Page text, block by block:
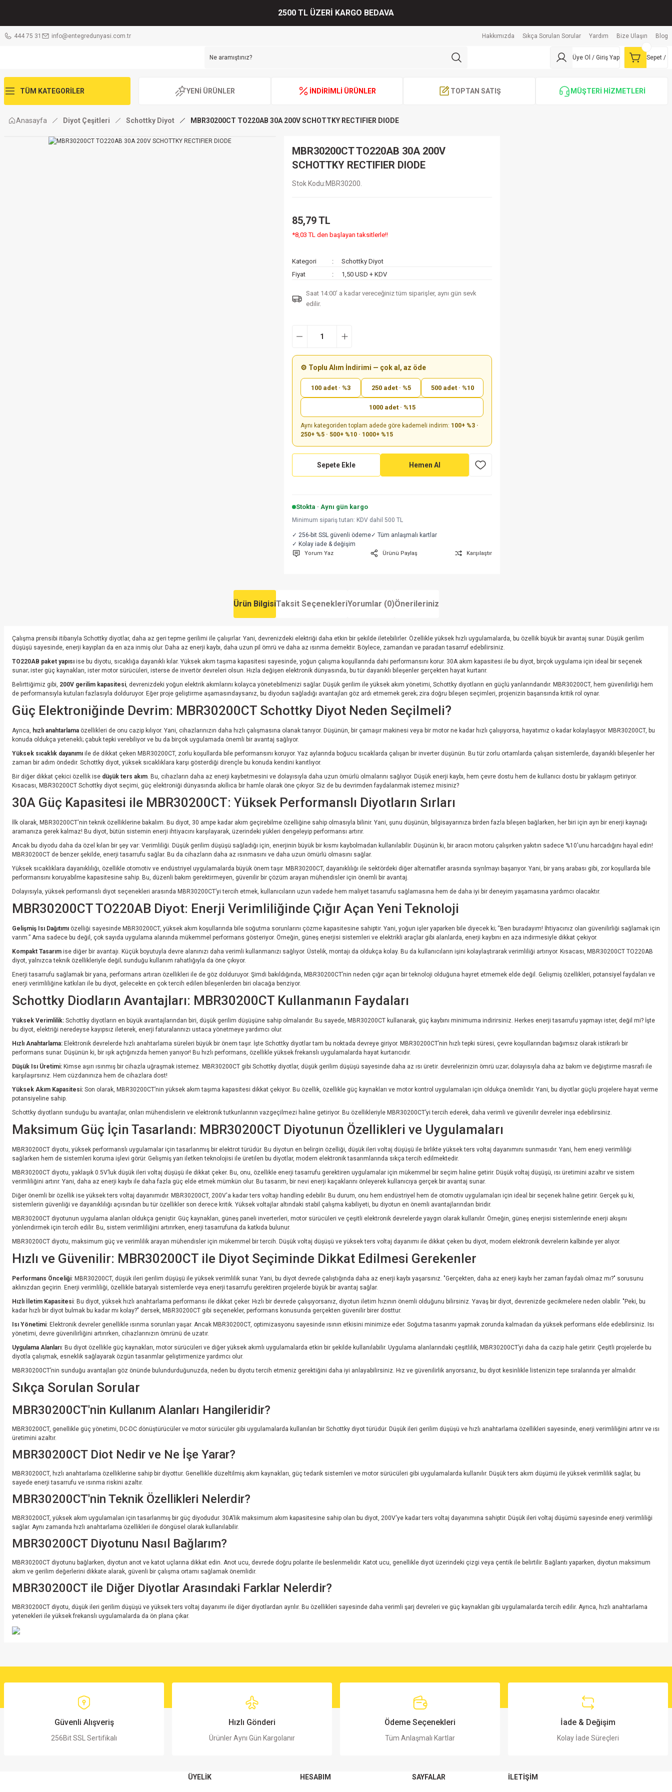
2500 TL ÜZERİ KARGO BEDAVA
444 75 31 info@entegredunyasi.com.tr Hakkımızda Sıkça Sorulan Sorular Yardım Bize Ulaşın Blog
Üye Ol / Giriş Yap Sepet /
TÜM KATEGORİLER YENİ ÜRÜNLER İNDİRİMLİ ÜRÜNLER TOPTAN SATIŞ MÜŞTERİ HİZMETLERİ
Anasayfa Diyot Çeşitleri Schottky Diyot MBR30200CT TO220AB 30A 200V SCHOTTKY RECTIFIER DIODE
MBR30200CT TO220AB 30A 200V
SCHOTTKY RECTIFIER DIODE
Stok Kodu MBR30200.
85,79 TL
*8,03 TL den başlayan taksitlerle!!
Kategori
Schottky Diyot
Fiyat
1,50 USD + KDV
Saat 14:00’ a kadar vereceğiniz tüm siparişler, aynı gün sevk
edilir.
⚙️ Toplu Alım İndirimi — çok al, az öde
100 adet · %3 250 adet · %5 500 adet · %10
1000 adet · %15
Aynı kategoriden toplam adede göre kademeli indirim: 100+ %3 ·
250+ %5 · 500+ %10 · 1000+ %15
Sepete Ekle Hemen Al
Stokta · Aynı gün kargo
Minimum sipariş tutarı: KDV dahil 500 TL
✓ 256-bit SSL güvenli ödeme✓ Tüm anlaşmalı kartlar
✓ Kolay iade & değişim
Yorum Yaz Ürünü Paylaş Karşılaştır
Ürün BilgisiTaksit SeçenekleriYorumlar (0)Önerileriniz
Çalışma prensibi itibarıyla Schottky diyotlar, daha az geri tepme gerilimi ile çalışırlar. Yani, devrenizdeki elektriği daha etkin bir şekilde iletebilirler. Özellikle yüksek hızlı uygulamalarda, bu özellik büyük bir avantaj sunar. Düşük gerilim
düşüşü sayesinde, enerji kayıpları da en aza inmiş olur. Daha az enerji kaybı, daha uzun pil ömrü ve daha az ısınma demektir. Böylece, zamandan ve paradan tasarruf edebilirsiniz.
TO220AB paket yapısı ise bu diyotu, sıcaklığa dayanıklı kılar. Yüksek akım taşıma kapasitesi sayesinde, yoğun çalışma koşullarında dahi performansını korur. 30A akım kapasitesi ile bu diyot, birçok uygulama için ideal bir seçenek
sunar; ister güç kaynakları, ister motor sürücüleri, isterse de invertör devreleri olsun. Hızla değişen elektronik dünyasında, bu tür dayanıklı bileşenler gerçekten hayat kurtarır.
Belirttiğimiz gibi, 200V gerilim kapasitesi, devrenizdeki yoğun elektrik akımlarını kolayca yönetebilmenizi sağlar. Düşük gerilim ile yüksek akım yönetimi, Schottky diyotların en güçlü yanlarındandır. MBR30200CT, hem güvenilirliği hem
de performansıyla kutuları fazlasıyla dolduruyor. Eğer proje geliştirme aşamasındaysanız, bu diyodun sağladığı avantajları göz ardı etmemek gerek; zira doğru bileşen seçimleri, projenizin başarısında kritik rol oynar.
Güç Elektroniğinde Devrim: MBR30200CT Schottky Diyot Neden Seçilmeli?
Ayrıca, hızlı anahtarlama özellikleri de onu cazip kılıyor. Yani, cihazlarınızın daha hızlı çalışmasına olanak tanıyor. Düşünün, bir çamaşır makinesi veya bir motor ne kadar hızlı çalışıyorsa, hayatımız o kadar kolaylaşıyor. MBR30200CT, bu
konuda oldukça yetenekli; çabuk tepki verebiliyor ve bu da birçok uygulamada önemli bir avantaj sağlıyor.
Yüksek sıcaklık dayanımı ile de dikkat çeken MBR30200CT, zorlu koşullarda bile performansını koruyor. Yaz aylarında boğucu sıcaklarda çalışan bir inverter düşünün. Bu tür zorlu ortamlarda çalışan sistemlerde, dayanıklı bileşenler her
zaman bir adım öndedir. Schottky diyot, yüksek sıcaklıklara karşı gösterdiği dirençle bu konuda kendini kanıtlıyor.
Bir diğer dikkat çekici özellik ise düşük ters akım. Bu, cihazların daha az enerji kaybetmesini ve dolayısıyla daha uzun ömürlü olmalarını sağlıyor. Düşük enerji kaybı, hem çevre dostu hem de kullanıcı dostu bir yaklaşım getiriyor.
Kısacası, MBR30200CT Schottky diyot seçimi, güç elektroniği dünyasında akıllıca bir hamle olarak öne çıkıyor. Siz de bu devrimden faydalanmak istemez misiniz?
30A Güç Kapasitesi ile MBR30200CT: Yüksek Performanslı Diyotların Sırları
İlk olarak, MBR30200CT'nin teknik özelliklerine bakalım. Bu diyot, 30 ampe kadar akım geçirebilme özelliğine sahip olmasıyla bilinir. Yani, şunu düşünün, bilgisayarınıza birden fazla bileşen bağlarken, her biri için ayrı bir enerji kaynağı
aramanıza gerek kalmaz! Bu diyot, bütün sistemin enerji ihtiyacını karşılayarak, üzerindeki yükleri dengeleyip performansı artırır.
Ancak bu diyodu daha da özel kılan bir şey var: Verimliliği. Düşük gerilim düşüşü sağladığı için, enerjinin büyük bir kısmı kaybolmadan kullanılabilir. Düşünün ki, bir aracın motoru çalışırken yakıtın sadece %10'unu harcadığını hayal edin!
MBR30200CT de benzer şekilde, enerji tasarrufu sağlar. Bu da cihazların daha az ısınmasını ve daha uzun ömürlü olmasını sağlar.
Yüksek sıcaklıklara dayanıklılığı, özellikle otomotiv ve endüstriyel uygulamalarda büyük önem taşır. MBR30200CT, dayanıklılığı ile sektördeki diğer alternatifler arasında sıyrılmayı başarıyor. Yani, bir yarış arabası gibi, zor koşullarda bile
performansını koruyabilme kapasitesine sahip. Bu, düzenli bakım gerektirmeyen, güvenilir bir çözüm arayan mühendisler için önemli bir avantaj.
Dolayısıyla, yüksek performanslı diyot seçenekleri arasında MBR30200CT’yi tercih etmek, kullanıcıların uzun vadede hem maliyet tasarrufu sağlamasına hem de daha iyi bir deneyim yaşamasına yardımcı olacaktır.
MBR30200CT TO220AB Diyot: Enerji Verimliliğinde Çığır Açan Yeni Teknoloji
Gelişmiş Isı Dağıtımı özelliği sayesinde MBR30200CT, yüksek akım koşullarında bile soğutma sorunlarını çözme kapasitesine sahiptir. Yani, yoğun işler yaparken bile diyecek ki; “Ben buradayım! İhtiyacınız olan güvenilirliği sağlamak için
varım.” Ama sadece bu değil, çok sayıda uygulama alanında mükemmel performans gösteriyor. Örneğin, güneş enerjisi sistemleri ve elektrikli araçlar gibi alanlarda, enerji kaybını en aza indirmesiyle dikkat çekiyor.
Kompakt Tasarım ise diğer bir avantajı. Küçük boyutuyla devre alanınızı daha verimli kullanmanızı sağlıyor. Üstelik, montajı da oldukça kolay. Bu da kullanıcıların işini kolaylaştırarak verimliliği artırıyor. Kısacası, MBR30200CT TO220AB
diyot, yalnızca teknik özellikleriyle değil; sunduğu kullanım rahatlığıyla da öne çıkıyor.
Enerji tasarrufu sağlamak bir yana, performans artıran özellikleri ile de göz dolduruyor. Şimdi bakıldığında, MBR30200CT’nin neden çığır açan bir teknoloji olduğuna hayret etmemek elde değil. Gelişmiş özellikleri, potansiyel faydaları ve
enerji verimliliğine katkıları ile bu diyot, gelecekte en çok tercih edilen bileşenlerden biri olacağa benziyor.
Schottky Diodların Avantajları: MBR30200CT Kullanmanın Faydaları
Yüksek Verimlilik: Schottky diyotların en büyük avantajlarından biri, düşük gerilim düşüşüne sahip olmalarıdır. Bu sayede, MBR30200CT kullanarak, güç kaybını minimuma indirirsiniz. Herkes enerji tasarrufu yapmayı ister, değil mi? İşte
bu diyot, elektriği neredeyse kayıpsız ileterek, enerji faturalarınızı ustaca yönetmeye yardımcı olur.
Hızlı Anahtarlama: Elektronik devrelerde hızlı anahtarlama süreleri büyük bir önem taşır. İşte Schottky diyotlar tam bu noktada devreye giriyor. MBR30200CT’nin hızlı tepki süresi, çevre koşullarından bağımsız olarak istikrarlı bir
performans sunar. Düşünün ki, bir ışık açtığınızda hemen yanıyor! Bu hızlı performans, özellikle yüksek frekanslı uygulamalarda hayat kurtarıcıdır.
Düşük Isı Üretimi: Kimse aşırı ısınmış bir cihazla uğraşmak istemez. MBR30200CT gibi Schottky diyotlar, düşük gerilim düşüşü sayesinde daha az ısı üretir. devrelerinizin ömrü uzar; dolayısıyla daha az bakım ve değiştirme masrafı ile
karşılaşırsınız. Hem cüzdanınıza hem de cihazlara dost!
Yüksek Akım Kapasitesi: Son olarak, MBR30200CT’nin yüksek akım taşıma kapasitesi dikkat çekiyor. Bu özellik, özellikle güç kaynakları ve motor kontrol uygulamaları için oldukça önemlidir. Yani, bu diyotlar güçlü projelere hayat verme
potansiyeline sahip.
Schottky diyotların sunduğu bu avantajlar, onları mühendislerin ve elektronik tutkunlarının vazgeçilmezi haline getiriyor. Bu özellikleriyle MBR30200CT’yi tercih ederek, daha verimli ve güvenilir devreler inşa edebilirsiniz.
Maksimum Güç İçin Tasarlandı: MBR30200CT Diyotunun Özellikleri ve Uygulamaları
MBR30200CT diyotu, yüksek performanslı uygulamalar için tasarlanmış bir elektrot türüdür. Bu diyotun en belirgin özelliği, düşük ileri voltaj düşüşü ile birlikte yüksek ters voltaj dayanımını sunmasıdır. Yani, hem enerji verimliliği
sağlarken hem de sistemleri koruma işlevi görür. Gelişmiş yarı iletken teknolojisi ile üretilen bu diyotlar, modern elektronik tasarımlarında sıkça tercih edilmektedir.
MBR30200CT diyotu, yaklaşık 0.5V’luk düşük ileri voltaj düşüşü ile dikkat çeker. Bu, onu, özellikle enerji tasarrufu gerektiren uygulamalar için mükemmel bir seçim haline getirir. Düşük voltaj düşüşü, ısı üretimini azaltır ve sistem
verimliliğini artırır. Yani, daha az enerji kaybı ile daha fazla güç elde etmek mümkün olur. Bu tasarım, bir nevi enerji kaçaklarını önleyerek kullanıcıya gerçek bir avantaj sunar.
Diğer önemli bir özellik ise yüksek ters voltaj dayanımıdır. MBR30200CT, 200V'a kadar ters voltajı handling edebilir. Bu durum, onu hem endüstriyel hem de otomotiv uygulamaları için ideal bir seçenek haline getirir. Gerçek şu ki,
sistemlerin güvenliği ve dayanıklılığı açısından bu tür özellikler son derece kritik. Yüksek voltajlar altındaki stabil çalışma kabiliyeti, bu diyotun en önemli avantajlarından biridir.
MBR30200CT diyotunun uygulama alanları oldukça geniştir. Güç kaynakları, güneş paneli inverterleri, motor sürücüleri ve çeşitli elektronik devrelerde yaygın olarak kullanılır. Örneğin, güneş enerjisi sistemlerinde enerji akışını
yönlendirmek için tercih edilir. Bu, sistem verimliliğini artırırken, enerji tasarrufuna da katkıda bulunur.
MBR30200CT diyotu, maksimum güç ve verimlilik arayan mühendisler için mükemmel bir tercih. Düşük voltaj düşüşü ve yüksek ters voltaj dayanımı ile dikkat çeken bu diyot, modern elektronik devrelerin kalbinde yer alıyor.
Hızlı ve Güvenilir: MBR30200CT ile Diyot Seçiminde Dikkat Edilmesi Gerekenler
Performans Önceliği: MBR30200CT, düşük ileri gerilim düşüşü ile yüksek verimlilik sunar. Yani, bu diyot devrede çalıştığında daha az enerji kaybı yaşarsınız. "Gerçekten, daha az enerji kaybı her zaman faydalı olmaz mı?" sorusunu
aklınızdan geçirin. Enerji verimliliği, özellikle bataryalı sistemlerde veya enerji tasarrufu gerektiren projelerde büyük bir avantaj sağlar.
Hızlı İletim Kapasitesi: Bu diyot, yüksek hızlı anahtarlama performansı ile dikkat çeker. Hızlı bir devrede çalışıyorsanız, diyotun iletim hızının önemli olduğunu bilirsiniz. Yavaş bir diyot, devrenizde gecikmelere neden olabilir. "Peki, bu
kadar hızlı bir diyot bulmak bu kadar mı kolay?" dersek, MBR30200CT gibi seçenekler, performans konusunda gerçekten güvenilir birer dosttur.
Isı Yönetimi: Elektronik devreler genellikle ısınma sorunları yaşar. Ancak MBR30200CT, optimizasyonu sayesinde ısının etkisini minimize eder. Soğutma tasarımı yapmak zorunda kalmadan da yüksek performans elde edebilirsiniz. Isı
yönetimi, devre güvenilirliğini artırırken, cihazlarınızın ömrünü de uzatır.
Uygulama Alanları: Bu diyot özellikle güç kaynakları, motor sürücüleri ve diğer yüksek akımlı uygulamalarda etkin bir şekilde kullanılabilir. Uygulama alanlarındaki çeşitlilik, MBR30200CT’yi daha da cazip hale getirir. Çeşitli projelerde bu
diyotla çalışmak, esneklik sağlayarak özgün tasarımlar geliştirmenize yardımcı olur.
MBR30200CT’nin sunduğu avantajları göz önünde bulundurduğunuzda, neden bu diyotu tercih etmeniz gerektiğini daha iyi anlayabilirsiniz. Hız ve güvenilirlik arıyorsanız, bu diyot kesinlikle listenizin tepe sıralarında yer almalıdır.
Sıkça Sorulan Sorular
MBR30200CT'nin Kullanım Alanları Hangileridir?
MBR30200CT, genellikle güç yönetimi, DC-DC dönüştürücüler ve motor sürücüler gibi uygulamalarda kullanılan bir Schottky diyot türüdür. Düşük ileri gerilim düşüşü ve hızlı anahtarlama özellikleri sayesinde, enerji verimliliğini artırır ve ısı
üretimini azaltır.
MBR30200CT Diot Nedir ve Ne İşe Yarar?
MBR30200CT, hızlı anahtarlama özelliklerine sahip bir diyottur. Genellikle düzeltilmiş akım kaynakları, güç tedarik sistemleri ve motor sürücüleri gibi uygulamalarda kullanılır. Düşük ters akım düşümü ile yüksek verimlilik sağlar, bu
sayede enerji tasarrufu ve ısınma riskini azaltır.
MBR30200CT'nin Teknik Özellikleri Nelerdir?
MBR30200CT, yüksek akım uygulamaları için tasarlanmış bir güç diyodudur. 30A'lik maksimum akım kapasitesine sahip olan bu diyot, 200V'ye kadar ters voltaj dayanımına sahiptir. Düşük ileri voltaj düşümü sayesinde enerji verimliliği
sağlar. Aynı zamanda hızlı anahtarlama özellikleri ile döngüsel olarak kullanılabilir.
MBR30200CT Diyotunu Nasıl Bağlarım?
MBR30200CT diyotunu bağlarken, diyotun anot ve katot uçlarına dikkat edin. Anot ucu, devrede doğru polarite ile beslenmelidir. Katot ucu, genellikle diyot üzerindeki çizgi veya çentik ile belirtilir. Bağlantı yaparken, diyotun maksimum
akım ve gerilim değerlerini dikkate alarak, güvenli bir çalışma ortamı sağlamak önemlidir.
MBR30200CT ile Diğer Diyotlar Arasındaki Farklar Nelerdir?
MBR30200CT diyotu, düşük ileri gerilim düşüşü ve yüksek ters voltaj dayanımı ile diğer diyotlardan ayrılır. Bu özellikleri sayesinde daha verimli şarj devreleri ve güç kaynakları gibi uygulamalarda tercih edilir. Ayrıca, hızlı anahtarlama
yetenekleri ile yüksek frekanslı uygulamalarda da ön plana çıkar.
Görüş ve önerileriniz için teşekkür ederiz.
Ürün açıklamasında eksik bilgiler bulunuyor.
Ürün bilgilerinde hatalar bulunuyor.
Güvenli Alışveriş
256Bit SSL Sertifikalı
Hızlı Gönderi
Ürünler Aynı Gün Kargolanır
Ödeme Seçenekleri
Tüm Anlaşmalı Kartlar
İade & Değişim
Kolay İade Süreçleri
ÜYELİK HESABIM SAYFALAR İLETİŞİM